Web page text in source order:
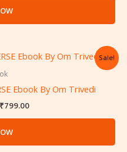
Sale!
Ebook By Om Trivedi
was:
₹1,999.00.
₹799.00
Current
₹799.00.